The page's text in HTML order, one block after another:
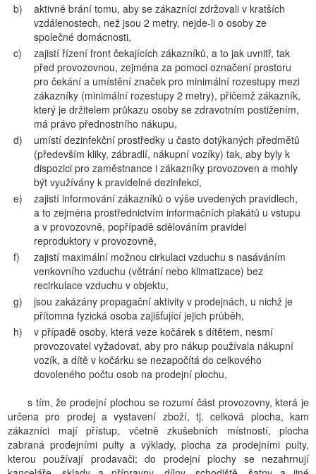
b)
aktivně brání tomu, aby se zákazníci zdržovali v kratších
vzdálenostech, než jsou 2 metry, nejde-li o osoby ze
společné domácnosti,
c)
zajistí řízení front čekajících zákazníků, a to jak uvnitř, tak
před provozovnou, zejména za pomoci označení prostoru
pro čekání a umístění značek pro minimální rozestupy mezi
zákazníky (minimální rozestupy 2 metry), přičemž zákazník,
který je držitelem průkazu osoby se zdravotním postižením,
má právo přednostního nákupu,
d)
umístí dezinfekční prostředky u často dotýkaných předmětů
(především kliky, zábradlí, nákupní vozíky) tak, aby byly k
dispozici pro zaměstnance i zákazníky provozoven a mohly
být využívány k pravidelné dezinfekci,
e)
zajistí informování zákazníků o výše uvedených pravidlech,
a to zejména prostřednictvím informačních plakátů u vstupu
a v provozovně, popřípadě sdělováním pravidel
reproduktory v provozovně,
f)
zajistí maximální možnou cirkulaci vzduchu s nasáváním
venkovního vzduchu (větrání nebo klimatizace) bez
recirkulace vzduchu v objektu,
g)
jsou zakázány propagační aktivity v prodejnách, u nichž je
přítomna fyzická osoba zajišťující jejich průběh,
h)
v případě osoby, která veze kočárek s dítětem, nesmí
provozovatel vyžadovat, aby pro nákup používala nákupní
vozík, a dítě v kočárku se nezapočítá do celkového
dovoleného počtu osob na prodejní plochu,
s tím, že prodejní plochou se rozumí část provozovny, která je
určena pro prodej a vystavení zboží, tj. celková plocha, kam
zákazníci mají přístup, včetně zkušebních místností, plocha
zabraná prodejními pulty a výklady, plocha za prodejními pulty,
kterou používají prodavači; do prodejní plochy se nezahrnují